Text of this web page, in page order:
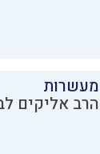
מעשרות
הרב אליקים